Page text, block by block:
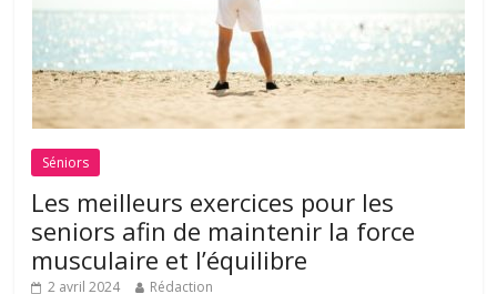
Séniors
Les meilleurs exercices pour les
seniors afin de maintenir la force
musculaire et l’équilibre
2 avril 2024 Rédaction